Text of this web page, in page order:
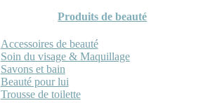
Produits de beauté
Accessoires de beauté
Soin du visage & Maquillage
Savons et bain
Beauté pour lui
Trousse de toilette